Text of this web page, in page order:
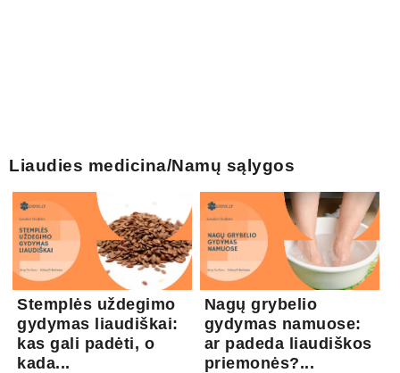
Liaudies medicina/Namų sąlygos
Stemplės uždegimo
gydymas liaudiškai:
kas gali padėti, o
kada...
Nagų grybelio
gydymas namuose:
ar padeda liaudiškos
priemonės?...